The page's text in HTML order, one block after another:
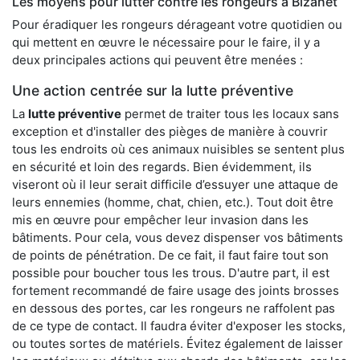
Pour éradiquer les rongeurs dérageant votre quotidien ou
qui mettent en œuvre le nécessaire pour le faire, il y a
deux principales actions qui peuvent être menées :
Une action centrée sur la lutte préventive
La lutte préventive permet de traiter tous les locaux sans
exception et d'installer des pièges de manière à couvrir
tous les endroits où ces animaux nuisibles se sentent plus
en sécurité et loin des regards. Bien évidemment, ils
viseront où il leur serait difficile d’essuyer une attaque de
leurs ennemies (homme, chat, chien, etc.). Tout doit être
mis en œuvre pour empêcher leur invasion dans les
bâtiments. Pour cela, vous devez dispenser vos bâtiments
de points de pénétration. De ce fait, il faut faire tout son
possible pour boucher tous les trous. D'autre part, il est
fortement recommandé de faire usage des joints brosses
en dessous des portes, car les rongeurs ne raffolent pas
de ce type de contact. Il faudra éviter d'exposer les stocks,
ou toutes sortes de matériels. Évitez également de laisser